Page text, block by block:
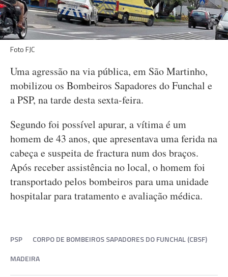
Foto FJC
Uma agressão na via pública, em São Martinho,
mobilizou os Bombeiros Sapadores do Funchal e
a PSP, na tarde desta sexta-feira.
Segundo foi possível apurar, a vítima é um
homem de 43 anos, que apresentava uma ferida na
cabeça e suspeita de fractura num dos braços.
Após receber assistência no local, o homem foi
transportado pelos bombeiros para uma unidade
hospitalar para tratamento e avaliação médica.
PSP
CORPO DE BOMBEIROS SAPADORES DO FUNCHAL (CBSF)
MADEIRA